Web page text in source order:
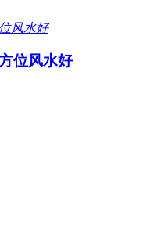
位风水好